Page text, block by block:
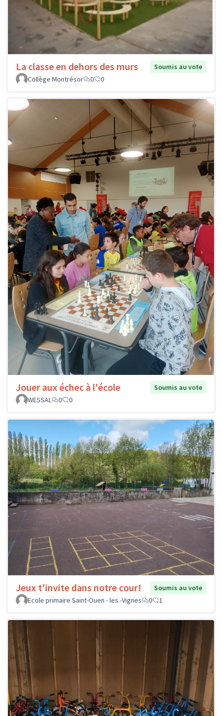
La classe en dehors des murs
Soumis au vote
Collège Montrésor
0 0
Jouer aux échec à l'école
Soumis au vote
WESSAL
0 0
Jeux t'invite dans notre cour!
Soumis au vote
Ecole primaire Saint-Ouen - les -Vignes
0 1